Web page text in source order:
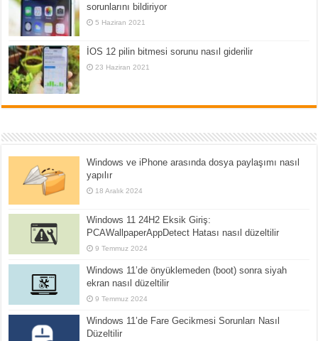
sorunlarını bildiriyor
5 Haziran 2021
İOS 12 pilin bitmesi sorunu nasıl giderilir
23 Haziran 2021
Windows ve iPhone arasında dosya paylaşımı nasıl
yapılır
18 Aralık 2024
Windows 11 24H2 Eksik Giriş:
PCAWallpaperAppDetect Hatası nasıl düzeltilir
9 Temmuz 2024
Windows 11’de önyüklemeden (boot) sonra siyah
ekran nasıl düzeltilir
9 Temmuz 2024
Windows 11’de Fare Gecikmesi Sorunları Nasıl
Düzeltilir